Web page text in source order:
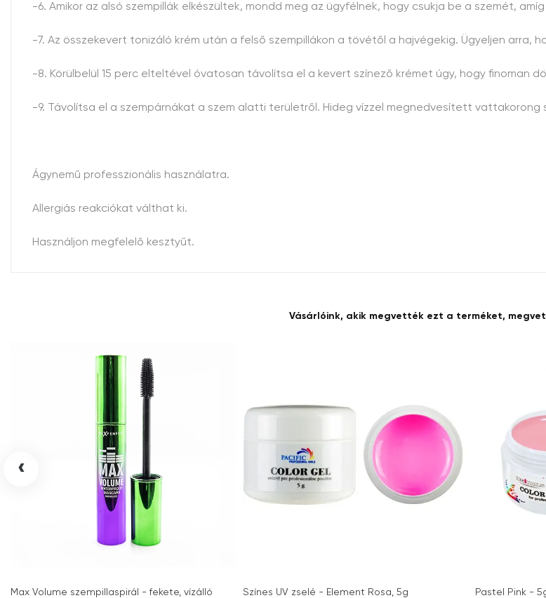
-6. Amikor az alsó szempillák elkészültek, mondd meg az ügyfélnek, hogy csukja be a szemét,
-7. Az összekevert tonizáló krém után a felső szempillákon a tövétől a hajvégekig. Ügyeljen arra,
-8. Körülbelül 15 perc elteltével óvatosan távolítsa el a kevert színező krémet úgy, hogy finoman
-9. Távolítsa el a szempárnákat a szem alatti területről. Hideg vízzel megnedvesített
Ágynemű professzionális használatra.
Allergiás reakciókat válthat ki.
Használjon megfelelő kesztyűt.
Vásárlóink, akik megvették ezt a terméket,
Max Volume szempillaspirál - fekete, vízálló Színes UV zselé - Element Rosa, 5g Pastel Pink -
‹